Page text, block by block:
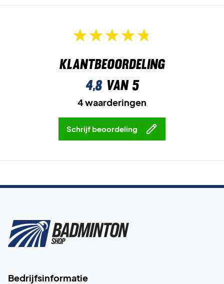
Klantbeoordeling
4,8van 5
4 waarderingen
Schrijf beoordeling
Bedrijfsinformatie